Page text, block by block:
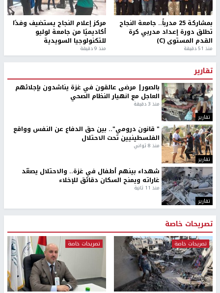
بمشاركة 25 مدرباً.. جامعة النجاح
تطلق دورة إعداد مدربي كرة
القدم المستوى (C)
منذ 51 دقيقة
مركز إعلام النجاح يستضيف وفدًا
أكاديميًا من جامعة لوليو
للتكنولوجيا السويدية
منذ 9 دقيقة
تقارير
تقارير
بالصور| مرضى عالقون في غزة يناشدون بإجلائهم
العاجل مع انهيار النظام الصحي
منذ 3 دقيقة
تقارير
" قانون درومي".. بين حق الدفاع عن النفس وواقع
الفلسطينيين تحت الاحتلال
منذ 8 ثواني
تقارير
شهداء بينهم أطفال في غزة.. والاحتلال يصعّد
غاراته ويمنح السكان دقائق للإخلاء
منذ 11 ثانية
تصريحات خاصة
تصريحات خاصة تصريحات خاصة